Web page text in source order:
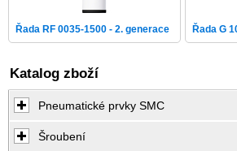
Řada RF 0035-1500 - 2. generace Řada G
Katalog zboží
Pneumatické prvky SMC
Šroubení